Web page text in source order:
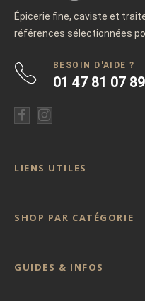
Épicerie fine, caviste et
références sélectionnées
BESOIN D'AIDE ?
01 47 81 07 89
LIENS UTILES
SHOP PAR CATÉGORIE
GUIDES & INFOS